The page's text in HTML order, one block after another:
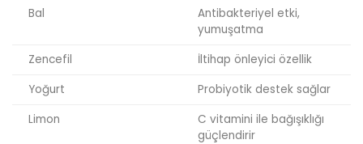
Bal
Antibakteriyel etki,
yumuşatma
Zencefil
İltihap önleyici özellik
Yoğurt
Probiyotik destek sağlar
Limon
C vitamini ile bağışıklığı
güçlendirir